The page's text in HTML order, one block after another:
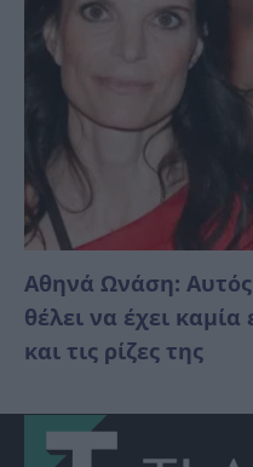
Αθηνά Ωνάση: Αυτός
θέλει να έχει
και τις ρίζες της